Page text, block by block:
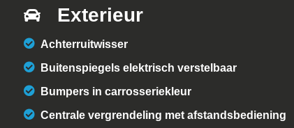
Exterieur
Achterruitwisser
Buitenspiegels elektrisch verstelbaar
Bumpers in carrosseriekleur
Centrale vergrendeling met afstandsbediening